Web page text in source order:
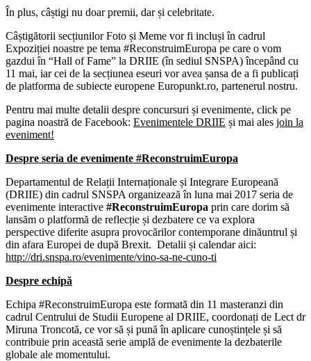
În plus, câștigi nu doar premii, dar și celebritate.
Câștigătorii secțiunilor Foto și Meme vor fi incluși în cadrul
Expoziției noastre pe tema #ReconstruimEuropa pe care o vom
gazdui în “Hall of Fame” la DRIIE (în sediul SNSPA) începând cu
11 mai, iar cei de la secțiunea eseuri vor avea șansa de a fi publicați
de platforma de subiecte europene Europunkt.ro, partenerul nostru.
Pentru mai multe detalii despre concursuri și evenimente, click pe
pagina noastră de Facebook: Evenimentele DRIIE și mai ales join la
eveniment!
Despre seria de evenimente #ReconstruimEuropa
Departamentul de Relații Internaționale și Integrare Europeană
(DRIIE) din cadrul SNSPA organizează în luna mai 2017 seria de
evenimente interactive #ReconstruimEuropa prin care dorim să
lansăm o platformă de reflecție și dezbatere ce va explora
perspective diferite asupra provocărilor contemporane dinăuntrul și
din afara Europei de după Brexit. Detalii și calendar aici:
http://dri.snspa.ro/evenimente/vino-sa-ne-cuno-ti
Despre echipă
Echipa #ReconstruimEuropa este formată din 11 masteranzi din
cadrul Centrului de Studii Europene al DRIIE, coordonați de Lect dr
Miruna Troncotă, ce vor să și pună în aplicare cunoștințele și să
contribuie prin această serie amplă de evenimente la dezbaterile
globale ale momentului.